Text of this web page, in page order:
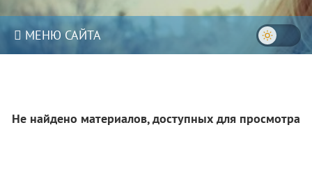
МЕНЮ САЙТА
Не найдено материалов, доступных для просмотра